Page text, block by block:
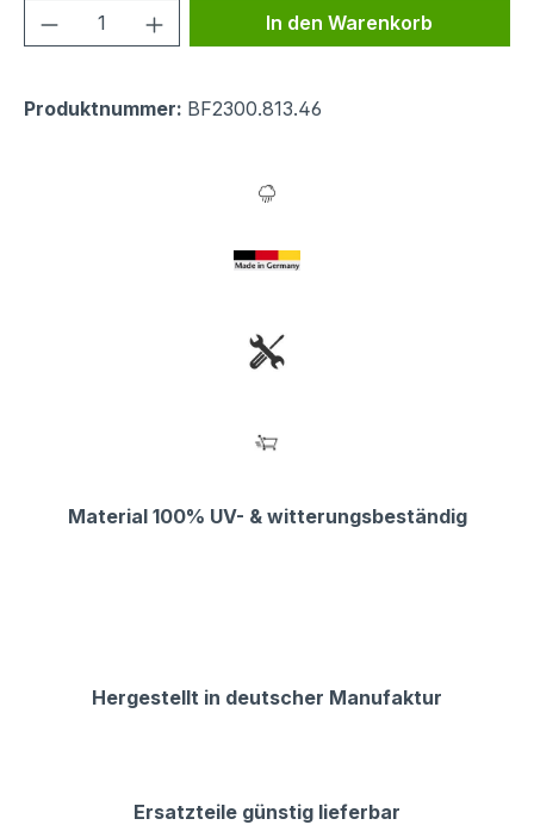
Produkt Anzahl: Gib denIn den Warenkorb
Produktnummer: BF2300.813.46
Material 100% UV- & witterungsbeständig
Hergestellt in deutscher Manufaktur
Ersatzteile günstig lieferbar